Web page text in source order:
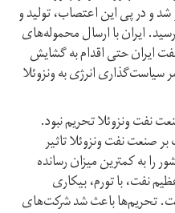
شد و در پی این اعتصاب، تولید و
ایران با ارسال محموله‌های
ایران حتی اقدام به گشایش
سیاست‌گذاری انرژی به ونزوئلا
نفت ونزوئلا تحریم نبود.
صنعت نفت ونزوئلا تاثیر
را به کمترین میزان رسانده
نفت، با تورم، بیکاری
تحریم‌ها باعث شد شرکت‌های